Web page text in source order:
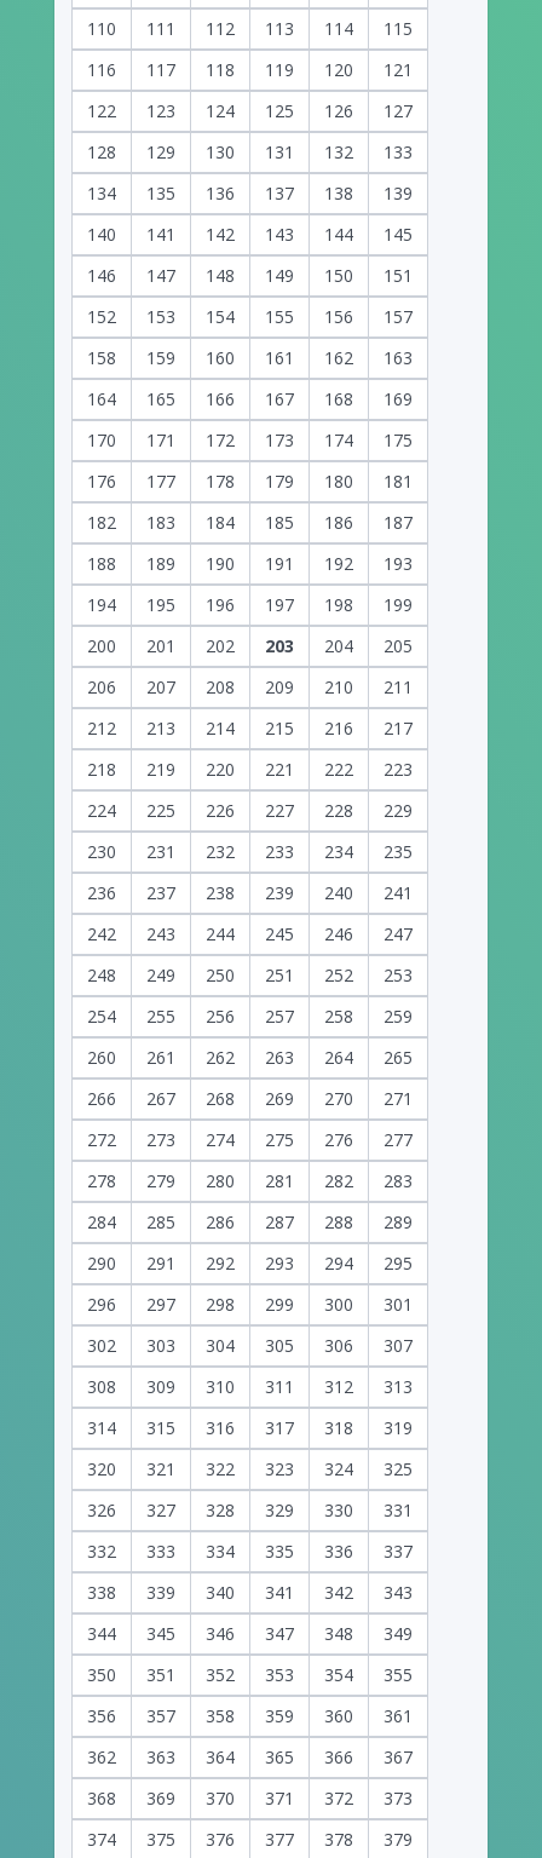
110
111 112 113 114
115
116
117 118 119 120
121
122
123 124 125 126
127
128
129 130 131 132
133
134
135 136 137 138
139
140
141 142 143 144
145
146
147 148 149 150
151
152
153 154 155 156
157
158
159 160 161 162
163
164
165 166 167 168
169
170
171 172 173 174
175
176
177 178 179 180
181
182
183 184 185 186
187
188
189 190 191 192
193
194
195 196 197 198
199
200
201 202 203 204
205
206
207 208 209 210
211
212
213 214 215 216
217
218
219 220 221 222
223
224
225 226 227 228
229
230
231 232 233 234
235
236
237 238 239 240
241
242
243 244 245 246
247
248
249 250 251 252
253
254
255 256 257 258
259
260
261 262 263 264
265
266
267 268 269 270
271
272
273 274 275 276
277
278
279 280 281 282
283
284
285 286 287 288
289
290
291 292 293 294
295
296
297 298 299 300
301
302
303 304 305 306
307
308
309 310 311 312
313
314
315 316 317 318
319
320
321 322 323 324
325
326
327 328 329 330
331
332
333 334 335 336
337
338
339 340 341 342
343
344
345 346 347 348
349
350
351 352 353 354
355
356
357 358 359 360
361
362
363 364 365 366
367
368
369 370 371 372
373
374
375 376 377 378 379